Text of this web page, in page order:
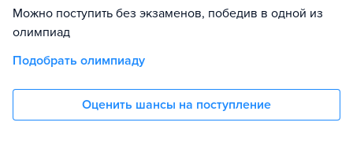
Можно поступить без экзаменов, победив в одной из
олимпиад
Подобрать олимпиаду
Оценить шансы на поступление